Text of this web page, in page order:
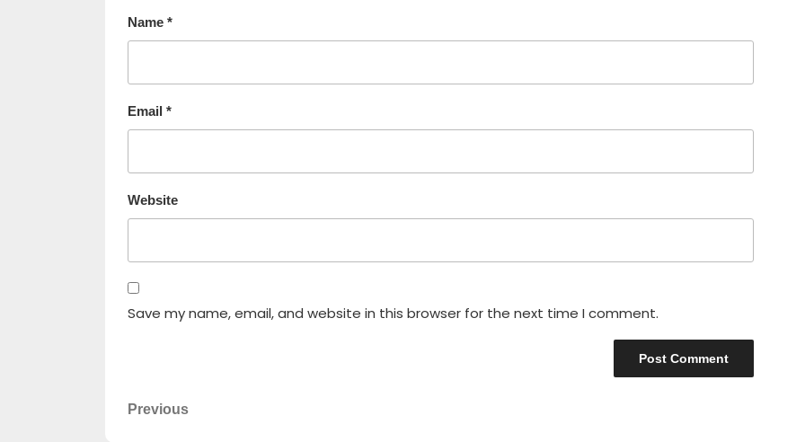
Name *
Email *
Website
Save my name, email, and website in this browser for the next time I comment.
Previous